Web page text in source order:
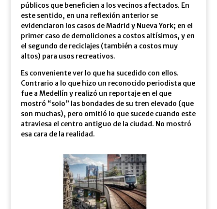
públicos que beneficien a los vecinos afectados. En
este sentido, en una reflexión anterior se
evidenciaron los casos de Madrid y Nueva York; en el
primer caso de demoliciones a costos altísimos, y en
el segundo de reciclajes (también a costos muy
altos) para usos recreativos.
Es conveniente ver lo que ha sucedido con ellos.
Contrario a lo que hizo un reconocido periodista que
fue a Medellín y realizó un reportaje en el que
mostró “solo” las bondades de su tren elevado (que
son muchas), pero omitió lo que sucede cuando este
atraviesa el centro antiguo de la ciudad. No mostró
esa cara de la realidad.